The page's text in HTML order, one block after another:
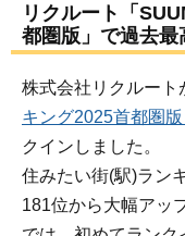
リクルート「
都圏版」で過去最
株式会社リクルート
キング2025首都圏版
クインしました。
住みたい街(駅)ラン
181位から大幅アッ